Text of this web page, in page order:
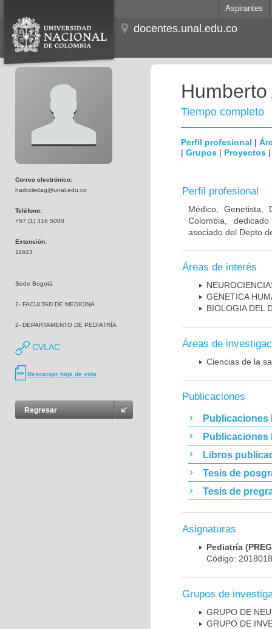
Aspirantes
docentes.unal.edu.co
Correo electrónico:
harboledag@unal.edu.co
Teléfono:
+57 (1) 316 5000
Extensión:
11623
Sede Bogotá
2- FACULTAD DE MEDICINA
2- DEPARTAMENTO DE PEDIATRÍA
CVLAC
Descargar hoja de vida
Regresar
Tiempo completo
Perfil profesional |
| Grupos | Proyectos
Perfil profesional
Médico, Genetista,
Colombia,
asociado del Depto
Áreas de interés
GENETICA
BIOLOGIA DEL
Áreas de
Ciencias de la
Publicaciones
Publicaciones
Publicaciones
Libros
Tesis de
Tesis de
Asignaturas
Pediatría
Código:
Grupos de
GRUPO DE
GRUPO DE